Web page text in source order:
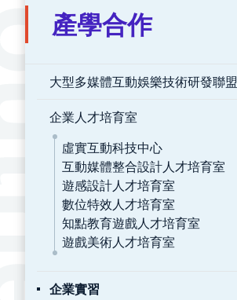
產學合作
大型多媒體互動娛樂技術研發聯盟
企業人才培育室
虛實互動科技中心
互動媒體整合設計人才培育室
遊感設計人才培育室
數位特效人才培育室
知點教育遊戲人才培育室
遊戲美術人才培育室
企業實習